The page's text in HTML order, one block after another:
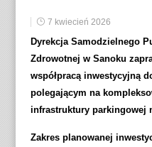
7 kwiecień 2026
Dyrekcja Samodzielnego
Zdrowotnej w Sanoku
współpracą inwestycyjną
polegającym na
infrastruktury parkingowej
Zakres planowanej